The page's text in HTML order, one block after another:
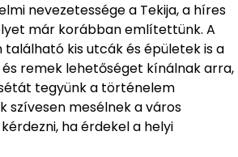
nevezetessége a Tekija, a híres
már korábban említettünk. A
kis utcák és épületek is a
remek lehetőséget kínálnak arra,
tegyünk a történelem
szívesen mesélnek a város
ha érdekel a helyi